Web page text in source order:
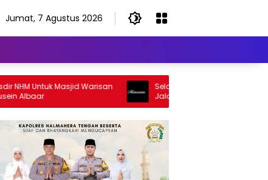
Jumat, 7 Agustus 2026
Untuk Masjid Warisan
Selamat Jalan Sang Inspirator,
Jalan Abangku Yuslam Idris